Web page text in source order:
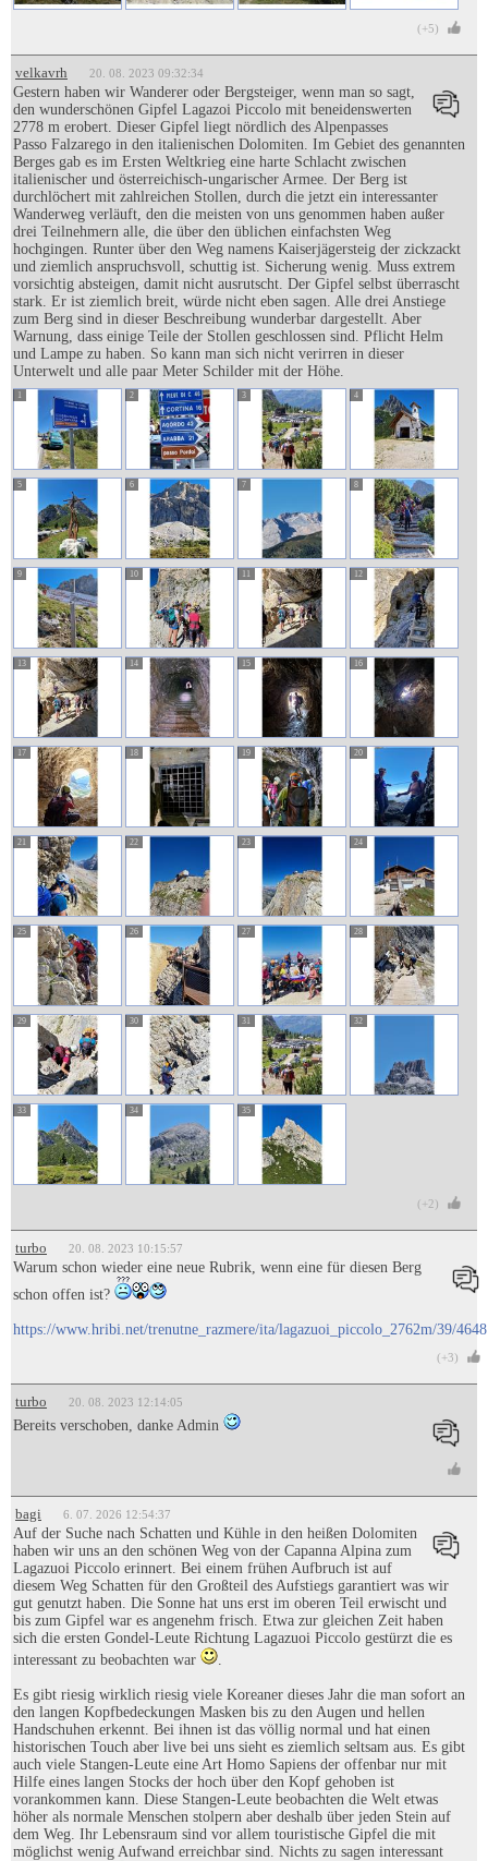
(+5)
velkavrh 20. 08. 2023 09:32:34
Gestern haben wir Wanderer oder Bergsteiger, wenn man so sagt,
den wunderschönen Gipfel Lagazoi Piccolo mit beneidenswerten
2778 m erobert. Dieser Gipfel liegt nördlich des Alpenpasses
Passo Falzarego in den italienischen Dolomiten. Im Gebiet des genannten
Berges gab es im Ersten Weltkrieg eine harte Schlacht zwischen
italienischer und österreichisch-ungarischer Armee. Der Berg ist
durchlöchert mit zahlreichen Stollen, durch die jetzt ein interessanter
Wanderweg verläuft, den die meisten von uns genommen haben außer
drei Teilnehmern alle, die über den üblichen einfachsten Weg
hochgingen. Runter über den Weg namens Kaiserjägersteig der zickzackt
und ziemlich anspruchsvoll, schuttig ist. Sicherung wenig. Muss extrem
vorsichtig absteigen, damit nicht ausrutscht. Der Gipfel selbst überrascht
stark. Er ist ziemlich breit, würde nicht eben sagen. Alle drei Anstiege
zum Berg sind in dieser Beschreibung wunderbar dargestellt. Aber
Warnung, dass einige Teile der Stollen geschlossen sind. Pflicht Helm
und Lampe zu haben. So kann man sich nicht verirren in dieser
Unterwelt und alle paar Meter Schilder mit der Höhe.
1 2 3 4
5 6 7 8
9 10 11 12
13 14 15 16
17 18 19 20
21 22 23 24
25 26 27 28
29 30 31 32
33 34 35
(+2)
turbo 20. 08. 2023 10:15:57
Warum schon wieder eine neue Rubrik, wenn eine für diesen Berg
schon offen ist?
https://www.hribi.net/trenutne_razmere/ita/lagazuoi_piccolo_2762m/39/4648
(+3)
turbo 20. 08. 2023 12:14:05
Bereits verschoben, danke Admin
bagi 6. 07. 2026 12:54:37
Auf der Suche nach Schatten und Kühle in den heißen Dolomiten
haben wir uns an den schönen Weg von der Capanna Alpina zum
Lagazuoi Piccolo erinnert. Bei einem frühen Aufbruch ist auf
diesem Weg Schatten für den Großteil des Aufstiegs garantiert was wir
gut genutzt haben. Die Sonne hat uns erst im oberen Teil erwischt und
bis zum Gipfel war es angenehm frisch. Etwa zur gleichen Zeit haben
sich die ersten Gondel-Leute Richtung Lagazuoi Piccolo gestürzt die es
interessant zu beobachten war
.
Es gibt riesig wirklich riesig viele Koreaner dieses Jahr die man sofort an
den langen Kopfbedeckungen Masken bis zu den Augen und hellen
Handschuhen erkennt. Bei ihnen ist das völlig normal und hat einen
historischen Touch aber live bei uns sieht es ziemlich seltsam aus. Es gibt
auch viele Stangen-Leute eine Art Homo Sapiens der offenbar nur mit
Hilfe eines langen Stocks der hoch über den Kopf gehoben ist
vorankommen kann. Diese Stangen-Leute beobachten die Welt etwas
höher als normale Menschen stolpern aber deshalb über jeden Stein auf
dem Weg. Ihr Lebensraum sind vor allem touristische Gipfel die mit
möglichst wenig Aufwand erreichbar sind. Nichts zu sagen interessant